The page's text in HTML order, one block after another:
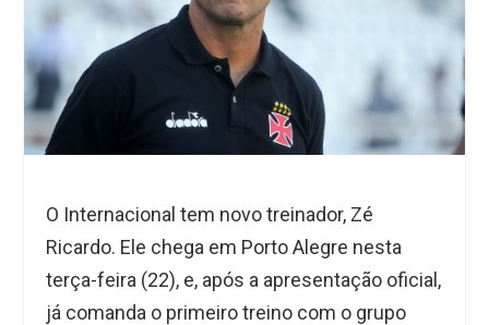
O Internacional tem novo treinador, Zé
Ricardo. Ele chega em Porto Alegre nesta
terça-feira (22), e, após a apresentação oficial,
já comanda o primeiro treino com o grupo